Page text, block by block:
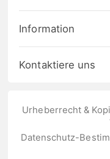
Information
Kontaktiere uns
Urheberrecht &
Datenschutz-